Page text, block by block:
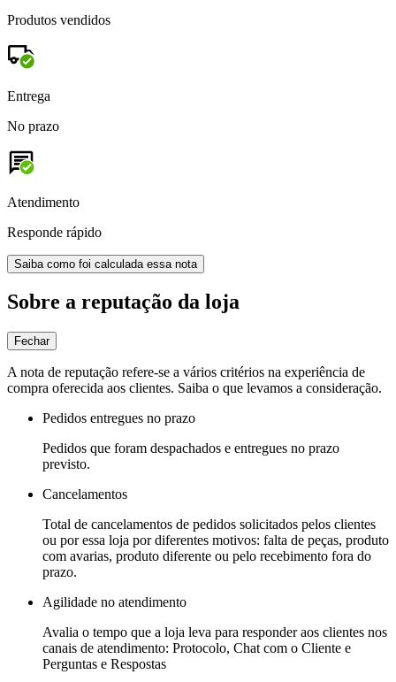
Produtos vendidos
Entrega
No prazo
Atendimento
Responde rápido
Saiba como foi calculada essa nota
Sobre a reputação da loja
Fechar
A nota de reputação refere-se a vários critérios na experiência de
compra oferecida aos clientes. Saiba o que levamos a consideração.
Pedidos entregues no prazo
Pedidos que foram despachados e entregues no prazo
previsto.
Cancelamentos
Total de cancelamentos de pedidos solicitados pelos clientes
ou por essa loja por diferentes motivos: falta de peças, produto
com avarias, produto diferente ou pelo recebimento fora do
prazo.
Agilidade no atendimento
Avalia o tempo que a loja leva para responder aos clientes nos
canais de atendimento: Protocolo, Chat com o Cliente e
Perguntas e Respostas